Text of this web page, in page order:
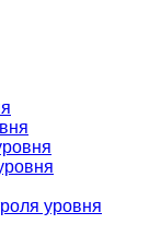
уровня